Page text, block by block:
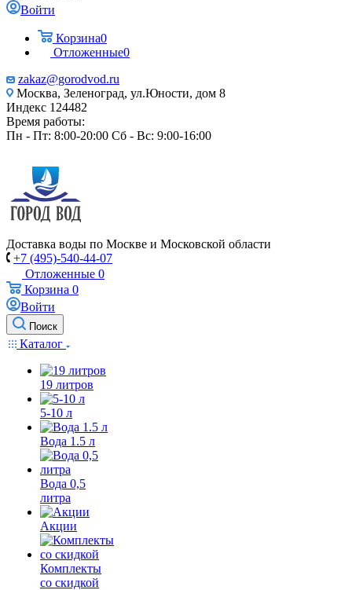
Войти
Корзина0
Отложенные0
zakaz@gorodvod.ru
Москва, Зеленоград, ул.Юности, дом 8
Индекс 124482
Время работы:
Пн - Пт: 8:00-20:00 Сб - Вс: 9:00-16:00
Доставка воды по Москве и Московской области
+7 (495)-540-44-07
Отложенные 0
Корзина 0
Войти
Поиск
Каталог
19 литров
5-10 л
Вода 1.5 л
Вода 0,5
литра
Акции
Комплекты
со скидкой